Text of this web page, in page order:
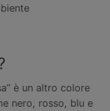
è un altro colore
nero, rosso, blu e